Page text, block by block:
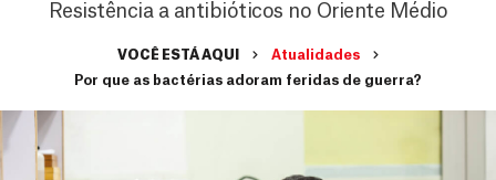
Resistência a antibióticos no Oriente Médio
VOCÊ ESTÁ AQUI
Atualidades
Por que as bactérias adoram feridas de guerra?